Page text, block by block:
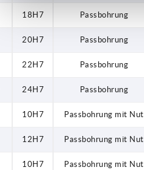
18H7 Passbohrung
20H7 Passbohrung
22H7 Passbohrung
24H7 Passbohrung
10H7 Passbohrung mit Nut
12H7 Passbohrung mit Nut
10H7 Passbohrung mit Nut